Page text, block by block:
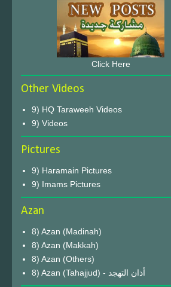
Click Here
Other Videos
9) HQ Taraweeh Videos
9) Videos
Pictures
9) Haramain Pictures
9) Imams Pictures
Azan
8) Azan (Madinah)
8) Azan (Makkah)
8) Azan (Others)
8) Azan (Tahajjud) - أذان التهجد